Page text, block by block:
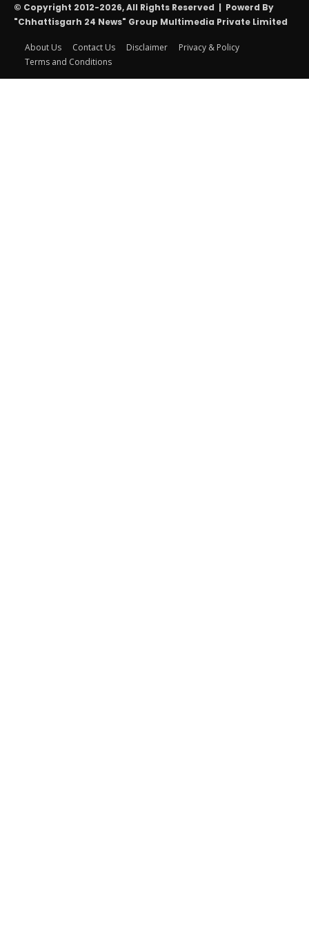
© Copyright 2012-2026, All Rights Reserved | Powerd By
"Chhattisgarh 24 News" Group Multimedia Private Limited
About Us Contact Us Disclaimer
Privacy & Policy
Terms and Conditions